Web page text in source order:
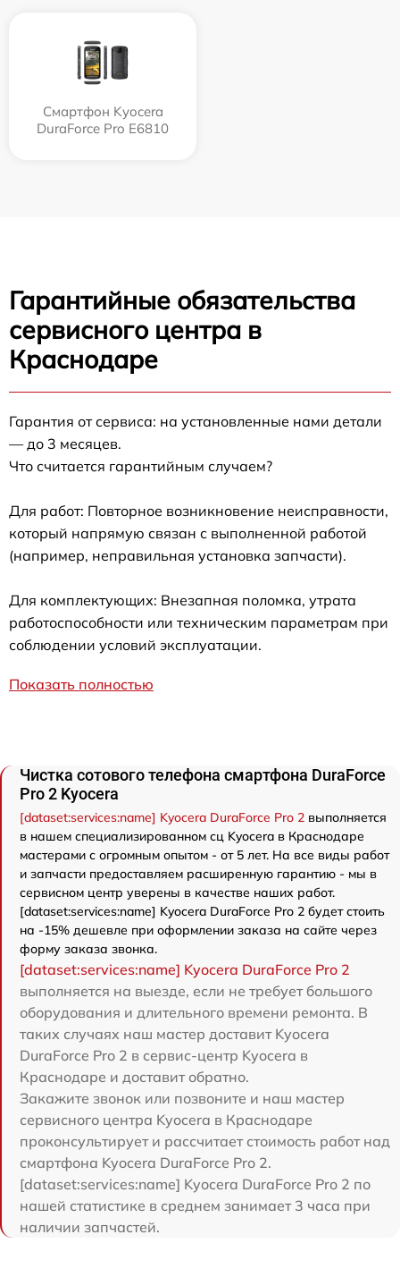
Смартфон Kyocera
DuraForce Pro E6810
Гарантийные обязательства
сервисного центра в
Краснодаре
Гарантия от сервиса: на установленные нами детали
— до 3 месяцев.
Что считается гарантийным случаем?
Для работ: Повторное возникновение неисправности,
который напрямую связан с выполненной работой
(например, неправильная установка запчасти).
Для комплектующих: Внезапная поломка, утрата
работоспособности или техническим параметрам при
соблюдении условий эксплуатации.
Показать полностью
Чистка сотового телефона смартфона DuraForce
Pro 2 Kyocera
[dataset:services:name] Kyocera DuraForce Pro 2 выполняется
в нашем специализированном сц Kyocera в Краснодаре
мастерами с огромным опытом - от 5 лет. На все виды работ
и запчасти предоставляем расширенную гарантию - мы в
сервисном центр уверены в качестве наших работ.
[dataset:services:name] Kyocera DuraForce Pro 2 будет стоить
на -15% дешевле при оформлении заказа на сайте через
форму заказа звонка.
[dataset:services:name] Kyocera DuraForce Pro 2
выполняется на выезде, если не требует большого
оборудования и длительного времени ремонта. В
таких случаях наш мастер доставит Kyocera
DuraForce Pro 2 в сервис-центр Kyocera в
Краснодаре и доставит обратно.
Закажите звонок или позвоните и наш мастер
сервисного центра Kyocera в Краснодаре
проконсультирует и рассчитает стоимость работ над
смартфона Kyocera DuraForce Pro 2.
[dataset:services:name] Kyocera DuraForce Pro 2 по
нашей статистике в среднем занимает 3 часа при
наличии запчастей.